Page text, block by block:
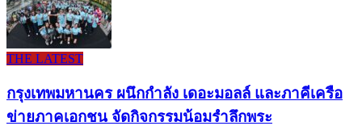
THE LATEST
กรุงเทพมหานคร ผนึกกำลัง เดอะมอลล์ และภาคีเครือ
ข่ายภาคเอกชน จัดกิจกรรมน้อมรำลึกพระ